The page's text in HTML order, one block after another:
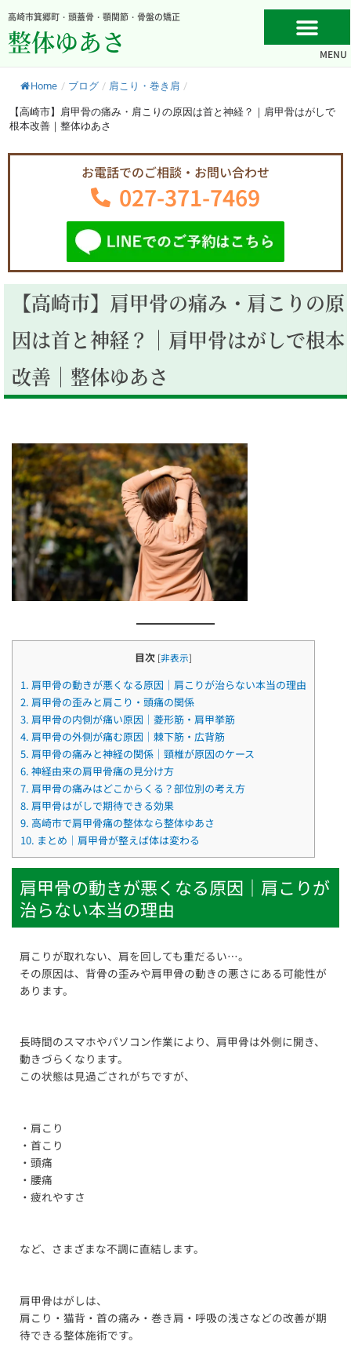
容
を
高崎市箕郷町・頭蓋骨・顎関節・骨盤の矯正
整体ゆあさ MENU
Home / ブログ / 肩こり・巻き肩 /
【高崎市】肩甲骨の痛み・肩こりの原因は首と神経？｜肩甲骨はがしで
根本改善｜整体ゆあさ
お電話でのご相談・お問い合わせ
027-371-7469
【高崎市】肩甲骨の痛み・肩こりの原
因は首と神経？｜肩甲骨はがしで根本
改善｜整体ゆあさ
目次 [非表示]
1. 肩甲骨の動きが悪くなる原因｜肩こりが治らない本当の理由
2. 肩甲骨の歪みと肩こり・頭痛の関係
3. 肩甲骨の内側が痛い原因｜菱形筋・肩甲挙筋
4. 肩甲骨の外側が痛む原因｜棘下筋・広背筋
5. 肩甲骨の痛みと神経の関係｜頸椎が原因のケース
6. 神経由来の肩甲骨痛の見分け方
7. 肩甲骨の痛みはどこからくる？部位別の考え方
8. 肩甲骨はがしで期待できる効果
9. 高崎市で肩甲骨痛の整体なら整体ゆあさ
10. まとめ｜肩甲骨が整えば体は変わる
肩甲骨の動きが悪くなる原因｜肩こりが
治らない本当の理由
肩こりが取れない、肩を回しても重だるい…。
その原因は、背骨の歪みや肩甲骨の動きの悪さにある可能性が
あります。
長時間のスマホやパソコン作業により、肩甲骨は外側に開き、
動きづらくなります。
この状態は見過ごされがちですが、
・肩こり
・首こり
・頭痛
・腰痛
・疲れやすさ
など、さまざまな不調に直結します。
肩甲骨はがしは、
肩こり・猫背・首の痛み・巻き肩・呼吸の浅さなどの改善が期
待できる整体施術です。